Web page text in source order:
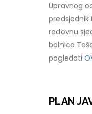
Upravnog
predsjednik
redovnu
bolnice
pogledati
PLAN